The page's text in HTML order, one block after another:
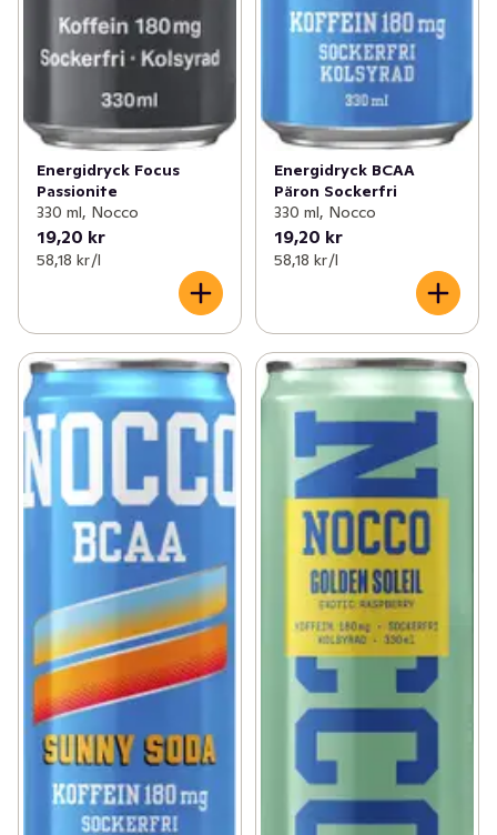
Energidryck Focus
Passionite
330 ml, Nocco
19,20 kr
58,18 kr /l
Energidryck BCAA
Päron Sockerfri
330 ml, Nocco
19,20 kr
58,18 kr /l